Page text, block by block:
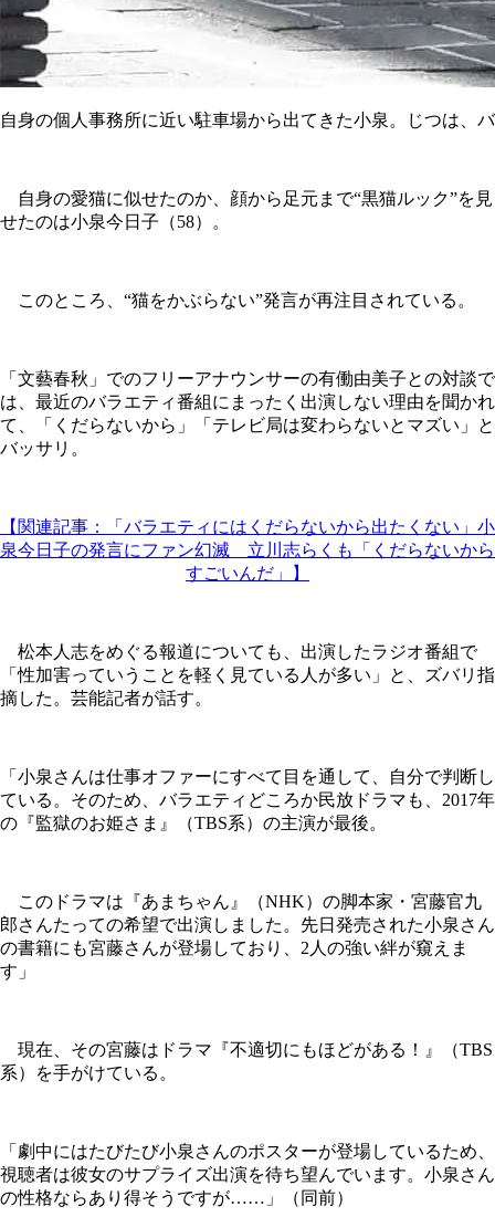
自身の個人事務所に近い駐車場から出てきた小泉。じつは、
自身の愛猫に似せたのか、顔から足元まで“黒猫ルック”を見
せたのは小泉今日子（58）。
このところ、“猫をかぶらない”発言が再注目されている。
「文藝春秋」でのフリーアナウンサーの有働由美子との対談で
は、最近のバラエティ番組にまったく出演しない理由を聞かれ
て、「くだらないから」「テレビ局は変わらないとマズい」と
バッサリ。
【関連記事：「バラエティにはくだらないから出たくない」小
泉今日子の発言にファン幻滅 立川志らくも「くだらないから
すごいんだ」】
松本人志をめぐる報道についても、出演したラジオ番組で
「性加害っていうことを軽く見ている人が多い」と、ズバリ指
摘した。芸能記者が話す。
「小泉さんは仕事オファーにすべて目を通して、自分で判断し
ている。そのため、バラエティどころか民放ドラマも、2017年
の『監獄のお姫さま』（TBS系）の主演が最後。
このドラマは『あまちゃん』（NHK）の脚本家・宮藤官九
郎さんたっての希望で出演しました。先日発売された小泉さん
の書籍にも宮藤さんが登場しており、2人の強い絆が窺えま
す」
現在、その宮藤はドラマ『不適切にもほどがある！』（TBS
系）を手がけている。
「劇中にはたびたび小泉さんのポスターが登場しているため、
視聴者は彼女のサプライズ出演を待ち望んでいます。小泉さん
の性格ならあり得そうですが……」（同前）